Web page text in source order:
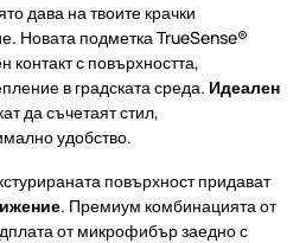
дава на твоите крачки
Новата подметка TrueSense®
контакт с повърхността,
в градската среда. Идеален
да съчетаят стил,
удобство.
повърхност придават
. Премиум комбинацията от
от микрофибър заедно с